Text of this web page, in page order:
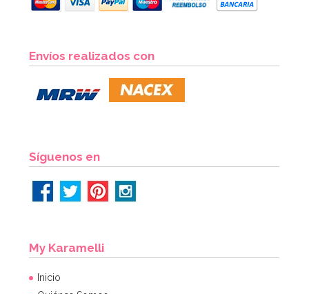
2,60€ 2,60€
Envíos realizados con
Síguenos en
My Karamelli
Inicio